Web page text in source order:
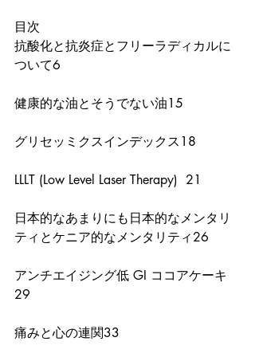
目次
抗酸化と抗炎症とフリーラディカルに
ついて6
健康的な油とそうでない油15
グリセッミクスインデックス18
LLLT (Low Level Laser Therapy)  21
日本的なあまりにも日本的なメンタリ
ティとケニア的なメンタリティ26
アンチエイジング低 GI ココアケーキ
29
痛みと心の連関33